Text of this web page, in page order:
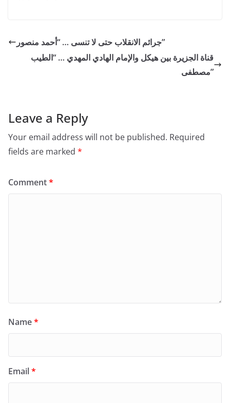
جرائم الانقلاب حتى لا تنسى … “أحمد منصور”
قناة الجزيرة بين هيكل والإمام الهادي المهدي … “الطيب
مصطفى”
Leave a Reply
Your email address will not be published. Required
fields are marked *
Comment*
Name*
Email*